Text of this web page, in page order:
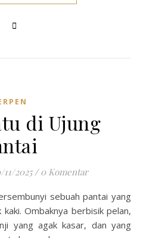
di Ujung
11/2025 / 0 Komentar
Ombaknya berbisik pelan,
yang agak kasar, dan yang